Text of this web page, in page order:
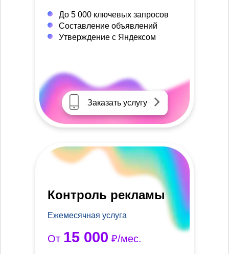
До 5 000 ключевых запросов
Составление объявлений
Утверждение с Яндексом
Заказать услугу
Контроль рекламы
Ежемесячная услуга
От 15 000 ₽/мес.